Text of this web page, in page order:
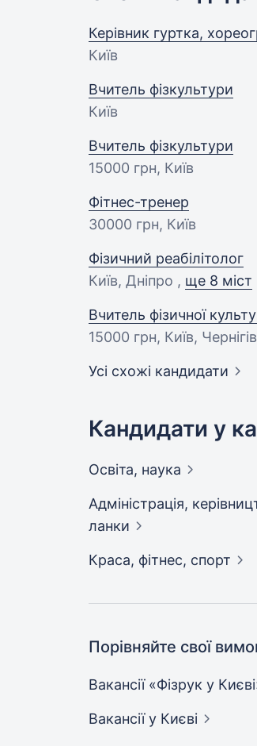
Керівник гуртка,
Київ
Вчитель фізкультури
Київ
Вчитель фізкультури
15000 грн, Київ
Фітнес-тренер
30000 грн, Київ
Фізичний реабілітолог
Київ, Дніпро , ще 8 міст
Вчитель фізичної
15000 грн, Київ, Чернігів
Усі схожі кандидати
Кандидати у
Освіта, наука
Адмiнiстрацiя,
ланки
Краса, фітнес, спорт
Порівняйте свої
Вакансії «Фізрук у
Вакансіїу Києві